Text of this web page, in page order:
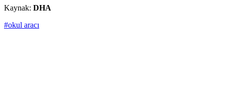
Kaynak: DHA
#okul aracı